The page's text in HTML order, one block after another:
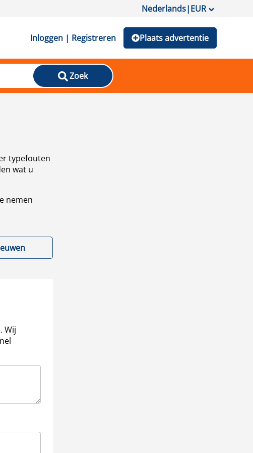
Nederlands|EUR
Inloggen | Registreren Plaats advertentie
Zoek
typefouten
wat u
nemen
Wij